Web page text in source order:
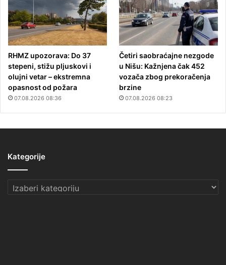
RHMZ upozorava: Do 37
stepeni, stižu pljuskovi i
olujni vetar – ekstremna
opasnost od požara
07.08.2026 08:36
Četiri saobraćajne nezgode
u Nišu: Kažnjena čak 452
vozača zbog prekoračenja
brzine
07.08.2026 08:23
Kategorije
Kategorije